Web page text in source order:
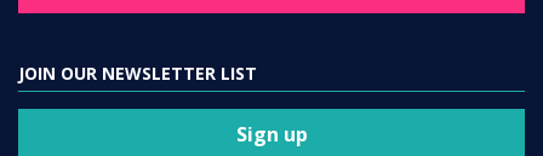
JOIN OUR NEWSLETTER LIST
Sign up